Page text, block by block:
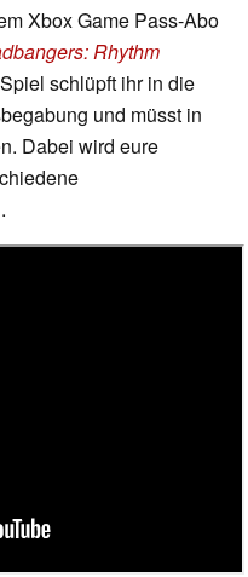
Xbox Game Pass-Abo
Rhythm
schlüpft ihr in die
und müsst in
Dabei wird eure